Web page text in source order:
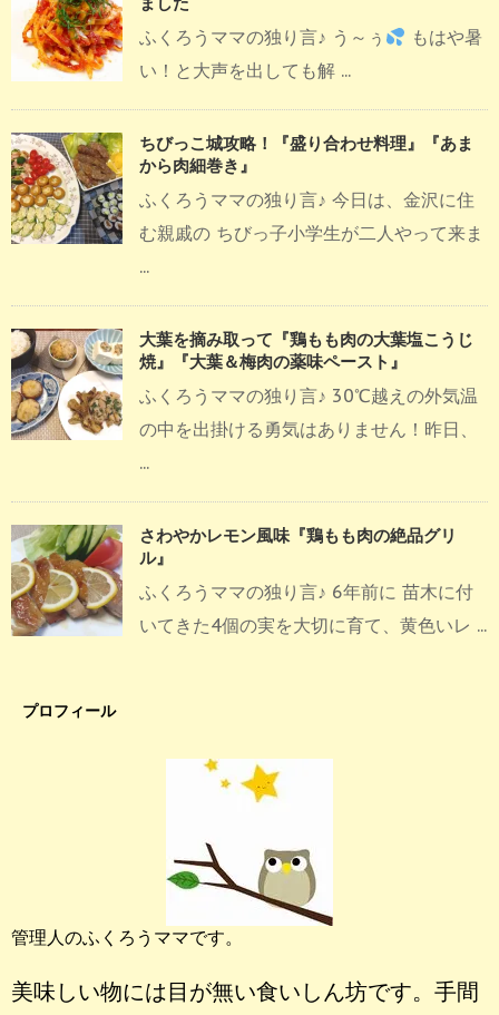
ふくろうママの独り言♪ う～ぅ
もはや暑
い！と大声を出しても解 ...
ちびっこ城攻略！『盛り合わせ料理』『あま
から肉細巻き』
ふくろうママの独り言♪ 今日は、金沢に住
む親戚の ちびっ子小学生が二人やって来ま
...
大葉を摘み取って『鶏もも肉の大葉塩こうじ
焼』『大葉＆梅肉の薬味ペースト』
ふくろうママの独り言♪ 30℃越えの外気温
の中を出掛ける勇気はありません！昨日、
...
さわやかレモン風味『鶏もも肉の絶品グリ
ル』
ふくろうママの独り言♪ 6年前に 苗木に付
いてきた4個の実を大切に育て、黄色いレ ...
プロフィール
管理人のふくろうママです。
美味しい物には目が無い食いしん坊です。手間